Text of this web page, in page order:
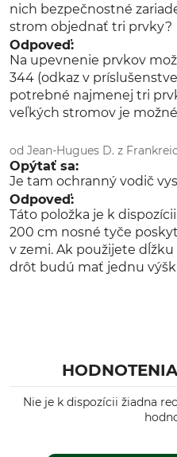
nich bezpečnostné
strom objednať tri prvky?
Odpoveď:
Na upevnenie prvkov
344 (odkaz v
potrebné najmenej tri
veľkých stromov je
od Jean-Hugues D. z
Opýtať sa:
Je tam ochranný vodič
Odpoveď:
Táto položka je k
200 cm nosné tyče
v zemi. Ak použijete
drôt budú mať jednu
Nie je k dispozícii žiadna